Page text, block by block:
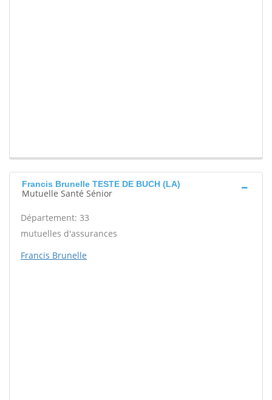
Francis Brunelle TESTE DE BUCH (LA)
Mutuelle Santé Sénior
Département: 33
mutuelles d'assurances
Francis Brunelle